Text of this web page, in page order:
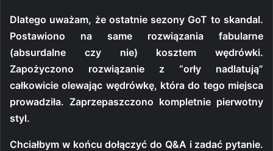
Dlatego uważam, że ostatnie sezony GoT to skandal.
Postawiono na same rozwiązania fabularne
(absurdalne czy nie) kosztem wędrówki.
Zapożyczono rozwiązanie z “orły nadlatują”
całkowicie olewając wędrówkę, która do tego miejsca
prowadziła. Zaprzepaszczono kompletnie pierwotny
styl.
Chciałbym w końcu dołączyć do Q&A i zadać pytanie.